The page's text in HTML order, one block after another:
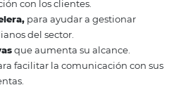
destinado a reducir el
constante de la calidad, es
significativamente los
los empleados estén
manteniéndolos activamente